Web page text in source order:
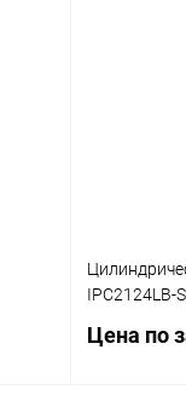
IPC2124LB-
Цена по